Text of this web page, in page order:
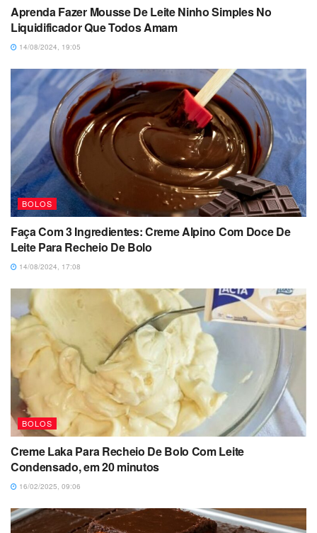
Aprenda Fazer Mousse De Leite Ninho Simples No
Liquidificador Que Todos Amam
14/08/2024, 19:05
BOLOS
Faça Com 3 Ingredientes: Creme Alpino Com Doce De
Leite Para Recheio De Bolo
14/08/2024, 17:08
BOLOS
Creme Laka Para Recheio De Bolo Com Leite
Condensado, em 20 minutos
16/02/2025, 09:06